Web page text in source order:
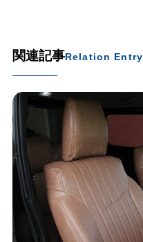
関連記事Relation Entry